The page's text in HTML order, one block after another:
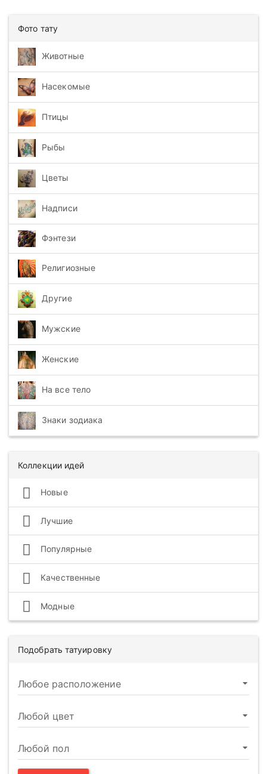
Фото тату
Животные
Насекомые
Птицы
Рыбы
Цветы
Надписи
Фэнтези
Религиозные
Другие
Мужские
Женские
На все тело
Знаки зодиака
Коллекции идей
Новые
Лучшие
Популярные
Качественные
Модные
Подобрать татуировку